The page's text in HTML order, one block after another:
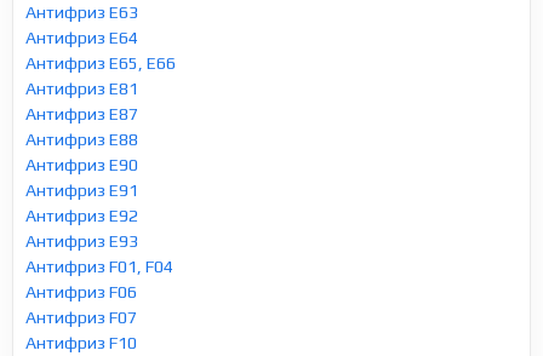
Антифриз E63
Антифриз E64
Антифриз E65, E66
Антифриз E81
Антифриз E87
Антифриз E88
Антифриз E90
Антифриз E91
Антифриз E92
Антифриз E93
Антифриз F01, F04
Антифриз F06
Антифриз F07
Антифриз F10